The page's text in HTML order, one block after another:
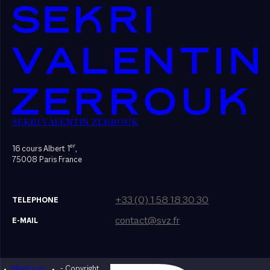
SEKRI VALENTIN ZERROUK
16 cours Albert 1er,
75008 Paris France
TELEPHONE +33 (0) 1 58 18 30 30
E-MAIL contact@svz.fr